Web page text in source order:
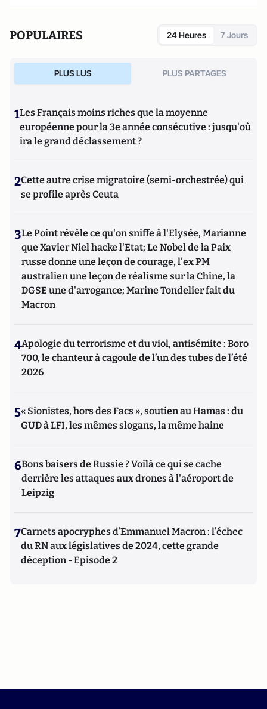
POPULAIRES 24 Heures 7 Jours
PLUS LUS PLUS PARTAGES
1Les Français moins riches que la moyenne
européenne pour la 3e année consécutive : jusqu'où
ira le grand déclassement ?
2Cette autre crise migratoire (semi-orchestrée) qui
se profile après Ceuta
3Le Point révèle ce qu'on sniffe à l'Elysée, Marianne
que Xavier Niel hacke l'Etat; Le Nobel de la Paix
russe donne une leçon de courage, l'ex PM
australien une leçon de réalisme sur la Chine, la
DGSE une d'arrogance; Marine Tondelier fait du
Macron
4Apologie du terrorisme et du viol, antisémite : Boro
700, le chanteur à cagoule de l’un des tubes de l’été
2026
5« Sionistes, hors des Facs », soutien au Hamas : du
GUD à LFI, les mêmes slogans, la même haine
6Bons baisers de Russie ? Voilà ce qui se cache
derrière les attaques aux drones à l'aéroport de
Leipzig
7Carnets apocryphes d’Emmanuel Macron : l’échec
du RN aux législatives de 2024, cette grande
déception - Episode 2